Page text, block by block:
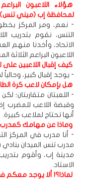
هؤلاء اللاعبون
لمحافظة إب (ميني
- نعم، ومر المركز
التنس، نقوم بتدريب
الاتحاد، وأخدنا منهم
اللاعبون البراعم
كيف إقبال اللاعبين
- يوجد إقبال كبير، وحالياً لدينا 35 لاعباً من فئة
هل بإمكان لاعب كرة
- اللعبتان متقاربتان؛
وقبضة اللاعب للمضرب
أنها تحتاج لملاعب كبيرة.
وماذا عن مهامك كمدرب
- أنا مدرب في المركز
مدرب تنس الميدان
مدينة إب، وأقوم
الاستاد.
لماذا؟! ألا يوجد معكم